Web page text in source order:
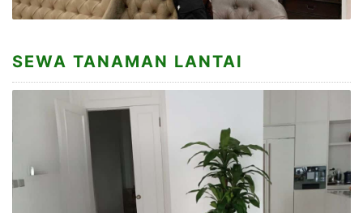
SEWA TANAMAN LANTAI